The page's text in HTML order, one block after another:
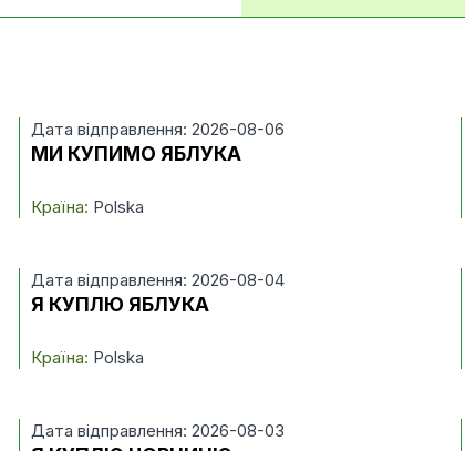
Дата відправлення: 2026-08-06
МИ КУПИМО ЯБЛУКА
Країна: Polska
Дата відправлення: 2026-08-04
Я КУПЛЮ ЯБЛУКА
Країна: Polska
Дата відправлення: 2026-08-03